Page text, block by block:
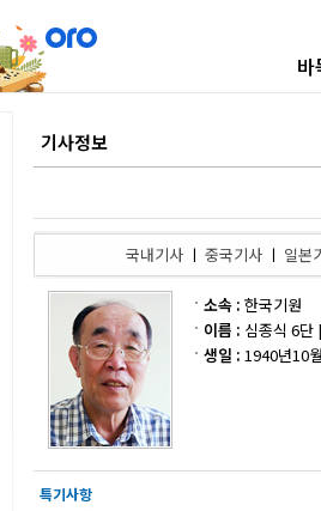
바
기사정보
국내기사ㅣ 중국기사ㅣ 일본
소속 : 한국기원
이름 : 심종식 6
생일 : 1940년10
특기사항